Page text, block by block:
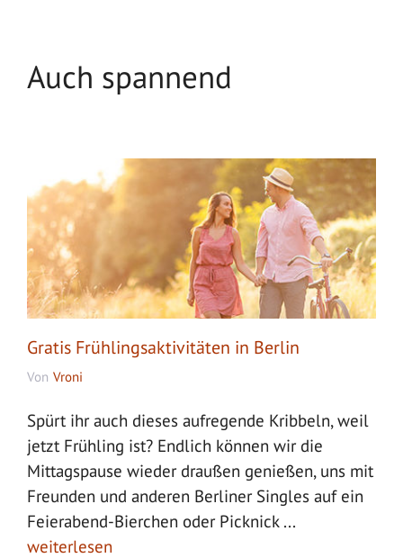
Auch spannend
Gratis Frühlingsaktivitäten in Berlin
Von Vroni
Spürt ihr auch dieses aufregende Kribbeln, weil
jetzt Frühling ist? Endlich können wir die
Mittagspause wieder draußen genießen, uns mit
Freunden und anderen Berliner Singles auf ein
Feierabend-Bierchen oder Picknick ...
weiterlesen